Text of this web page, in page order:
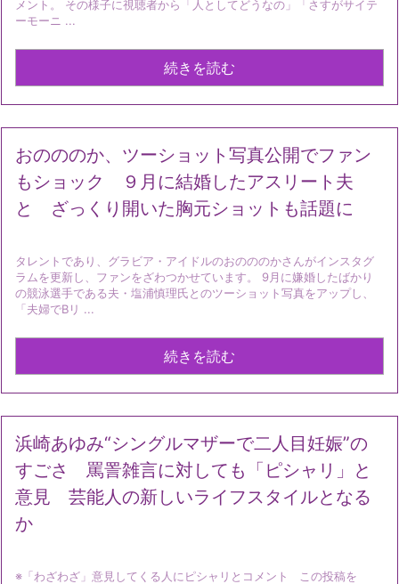
メント。 その様子に視聴者から「人としてどうなの」「さすがサイテ
ーモーニ ...
続きを読む
おのののか、ツーショット写真公開でファン
もショック ９月に結婚したアスリート夫
と ざっくり開いた胸元ショットも話題に
タレントであり、グラビア・アイドルのおのののかさんがインスタグ
ラムを更新し、ファンをざわつかせています。 9月に嫌婚したばかり
の競泳選手である夫・塩浦慎理氏とのツーショット写真をアップし、
「夫婦でBリ ...
続きを読む
浜崎あゆみ“シングルマザーで二人目妊娠”の
すごさ 罵詈雑言に対しても「ピシャリ」と
意見 芸能人の新しいライフスタイルとなる
か
※「わざわざ」意見してくる人にピシャリとコメント この投稿を